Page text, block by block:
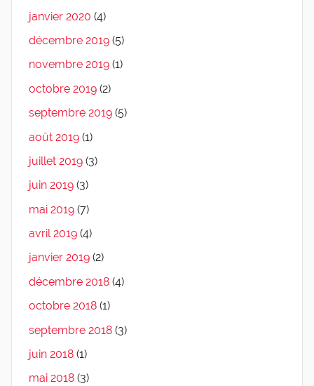
janvier 2020 (4)
décembre 2019 (5)
novembre 2019 (1)
octobre 2019 (2)
septembre 2019 (5)
août 2019 (1)
juillet 2019 (3)
juin 2019 (3)
mai 2019 (7)
avril 2019 (4)
janvier 2019 (2)
décembre 2018 (4)
octobre 2018 (1)
septembre 2018 (3)
juin 2018 (1)
mai 2018 (3)